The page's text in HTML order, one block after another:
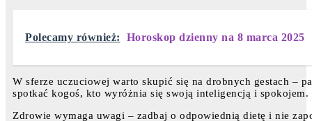
Polecamy również: Horoskop dzienny na 8 marca 2025
W sferze uczuciowej warto skupić się na drobnych gestach –
spotkać kogoś, kto wyróżnia się swoją inteligencją i spokojem.
Zdrowie wymaga uwagi – zadbaj o odpowiednią dietę i nie